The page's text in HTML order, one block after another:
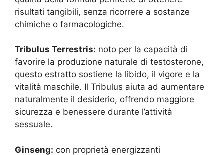
risultati tangibili, senza ricorrere a sostanze
chimiche o farmacologiche.
Tribulus Terrestris: noto per la capacità di
favorire la produzione naturale di testosterone,
questo estratto sostiene la libido, il vigore e la
vitalità maschile. Il Tribulus aiuta ad aumentare
naturalmente il desiderio, offrendo maggiore
sicurezza e benessere durante l’attività
sessuale.
Ginseng: con proprietà energizzanti